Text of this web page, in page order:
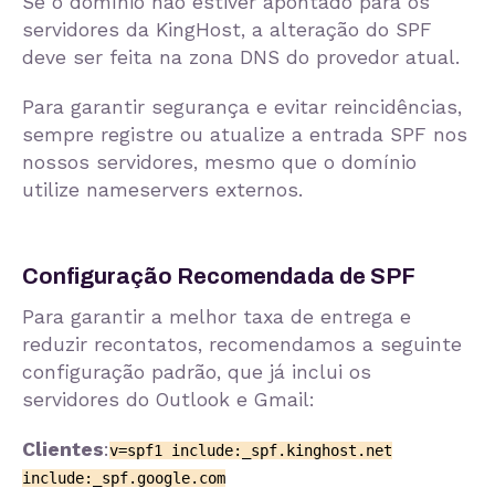
servidores da KingHost, a alteração do SPF
deve ser feita na zona DNS do provedor atual.
Para garantir segurança e evitar reincidências,
sempre registre ou atualize a entrada SPF nos
nossos servidores, mesmo que o domínio
utilize nameservers externos.
Configuração Recomendada de SPF
Para garantir a melhor taxa de entrega e
reduzir recontatos, recomendamos a seguinte
configuração padrão, que já inclui os
servidores do Outlook e Gmail:
Clientes:v=spf1 include:_spf.kinghost.net
include:_spf.google.com